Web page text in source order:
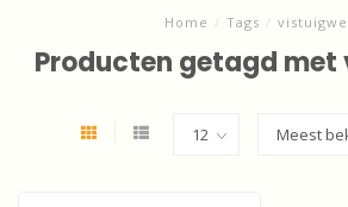
Home / Tags /
Producten getagd